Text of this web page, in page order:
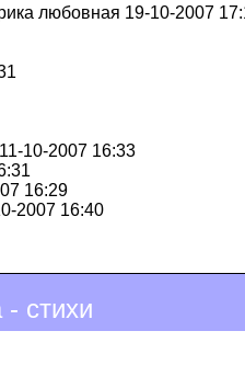
любовная 19-10-2007
10-2007 16:33
16:29
2007 16:40
стихи